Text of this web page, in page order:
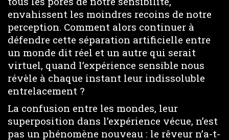
envahissent les moindres recoins de notre
perception. Comment alors continuer à
défendre cette séparation artificielle entre
un monde dit réel et un autre qui serait
virtuel, quand l’expérience sensible nous
révèle à chaque instant leur indissoluble
entrelacement ?
La confusion entre les mondes, leur
superposition dans l’expérience vécue, n’est
pas un phénomène nouveau : le rêveur n’a-t-